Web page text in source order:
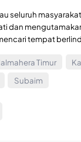
seluruh
dan
tempat
Timur
Subaim